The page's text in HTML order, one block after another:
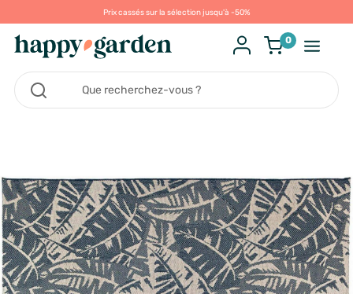
Prix cassés sur la sélection jusqu'à -50%
0